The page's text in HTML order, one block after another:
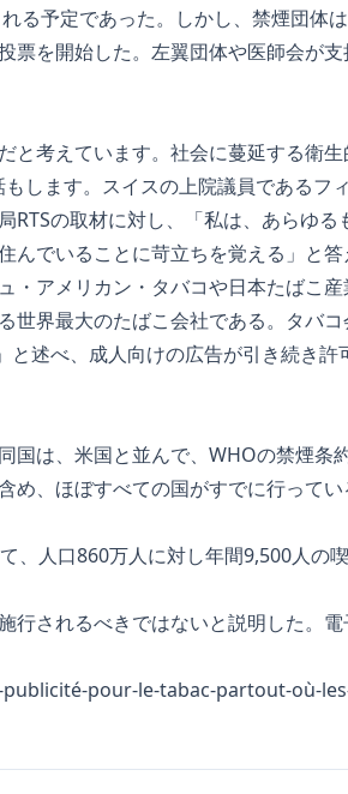
る予定であった。しかし、禁煙団体
票を開始した。左翼団体や医師会が
と考えています。社会に蔓延する衛
します。スイスの上院議員であるフ
の取材に対し、「私は、あらゆる
でいることに苛立ちを覚える」と答
・アメリカン・タバコや日本たばこ
世界最大のたばこ会社である。タバ
述べ、成人向けの広告が引き続き許
国は、米国と並んで、WHOの禁煙条
め、ほぼすべての国がすでに行って
、人口860万人に対し年間9,500人の
行されるべきではないと説明した。
pour-le-tabac-partout-où-